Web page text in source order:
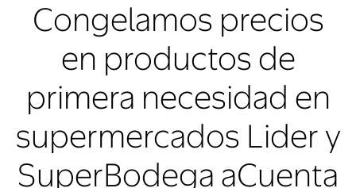
Congelamos precios
en productos de
primera necesidad en
supermercados Lider y
SuperBodega aCuenta